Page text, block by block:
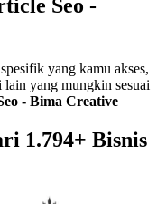
Seo -
yang kamu akses,
yang mungkin sesuai
- Bima Creative
1.794+ Bisnis